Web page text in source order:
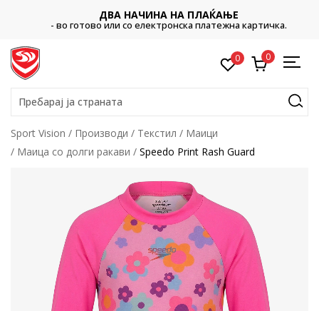
ДВА НАЧИНА НА ПЛАЌАЊЕ
- во готово или со електронска платежна картичка.
0 0
Пребарај ја страната
Sport Vision Производи Текстил
Маици
Маица со долги ракави
Speedo Print Rash Guard